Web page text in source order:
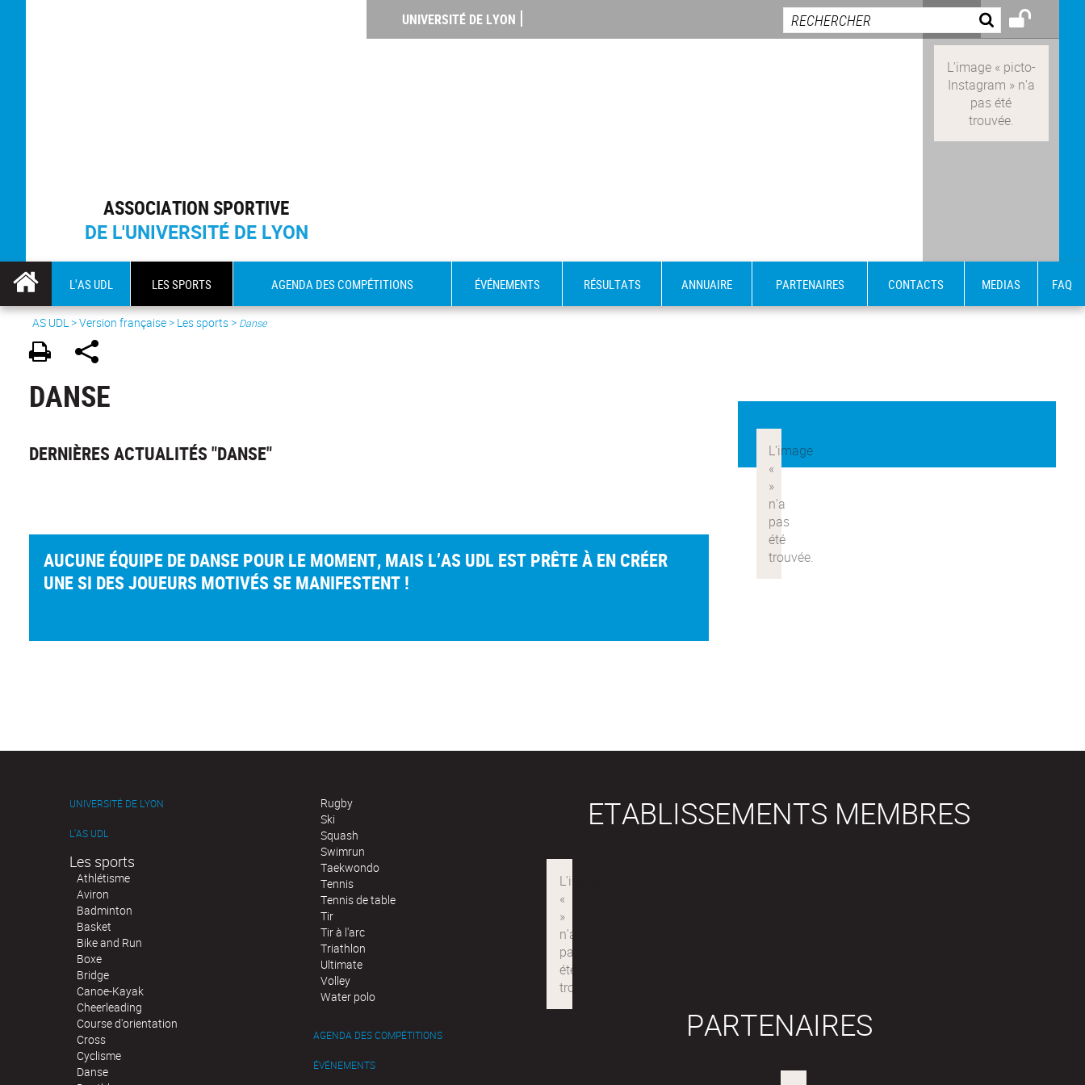
ASSOCIATION SPORTIVE
DE L'UNIVERSITÉ DE LYON
UNIVERSITÉ DE LYON
L'AS UDL LES SPORTS AGENDA DES COMPÉTITIONS ÉVÉNEMENTS RÉSULTATS ANNUAIRE PARTENAIRES CONTACTS MEDIAS FAQ
AS UDL>Version française> Les sports > Danse
DANSE
DERNIÈRES ACTUALITÉS "DANSE"
AUCUNE ÉQUIPE DE DANSE POUR LE MOMENT, MAIS L’AS UDL EST PRÊTE À EN CRÉER
UNE SI DES JOUEURS MOTIVÉS SE MANIFESTENT !
UNIVERSITÉ DE LYON
L'AS UDL
Les sports
Athlétisme
Aviron
Badminton
Basket
Bike and Run
Boxe
Bridge
Canoe-Kayak
Cheerleading
Course d'orientation
Cross
Cyclisme
Danse
Rugby
Ski
Squash
Swimrun
Taekwondo
Tennis
Tennis de table
Tir
Tir à l'arc
Triathlon
Ultimate
Volley
Water polo
AGENDA DES COMPÉTITIONS
ÉVÉNEMENTS
ETABLISSEMENTS MEMBRES
PARTENAIRES